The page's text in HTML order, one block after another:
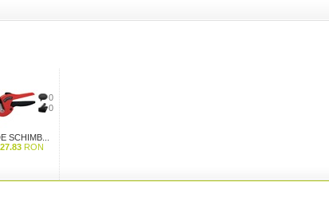
0
0
SCHIMB...
27.83 RON